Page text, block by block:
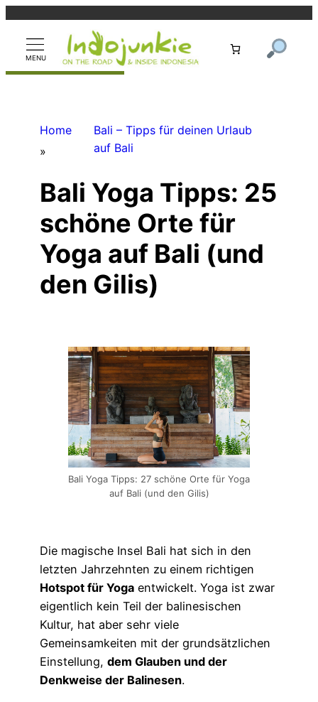
springen
Home
»
Bali – Tipps für deinen Urlaub
auf Bali
Bali Yoga Tipps: 25
schöne Orte für
Yoga auf Bali (und
den Gilis)
Bali Yoga Tipps: 27 schöne Orte für Yoga
auf Bali (und den Gilis)
Die magische Insel Bali hat sich in den
letzten Jahrzehnten zu einem richtigen
Hotspot für Yoga entwickelt. Yoga ist zwar
eigentlich kein Teil der balinesischen
Kultur, hat aber sehr viele
Gemeinsamkeiten mit der grundsätzlichen
Einstellung, dem Glauben und der
Denkweise der Balinesen.